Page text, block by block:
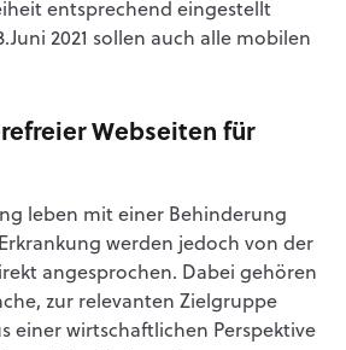
entsprechend eingestellt
2021 sollen auch alle mobilen
Webseiten für
leben mit einer Behinderung
werden jedoch von der
angesprochen. Dabei gehören
zur relevanten Zielgruppe
einer wirtschaftlichen Perspektive